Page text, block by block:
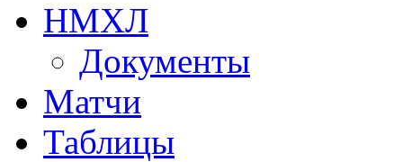
НМХЛ
Документы
Матчи
Таблицы